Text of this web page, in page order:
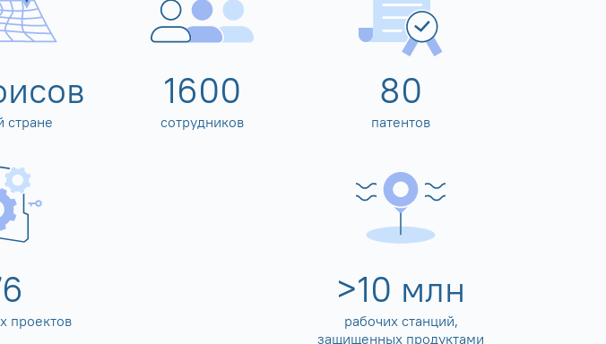
стране
1600
сотрудников
80
патентов
проектов
>10 млн
рабочих станций,
защищенных продуктами